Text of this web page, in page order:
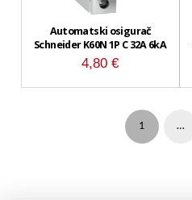
Automatski osigurač
Schneider K60N 1P C 32A 6kA
4,80€
1 …